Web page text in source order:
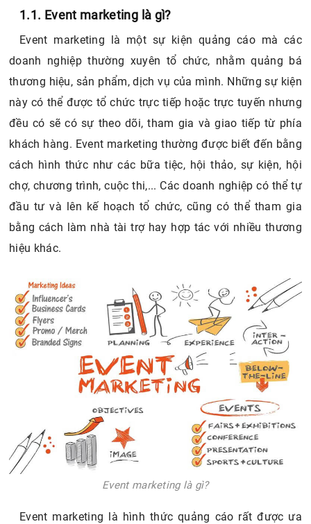
1.4.2. Event doanh nghiệp
1.4.3. Event phi lợi nhuận
2. Làm sao để tổ chức event marketing thành công?
2.1. Xác định mục tiêu
2.2. Tạo thông điệp ý nghĩa
2.3. Lập kế hoạch
2.4. Áp dụng công nghệ
1.1. Event marketing là gì?
Event marketing là một sự kiện quảng cáo mà các
doanh nghiệp thường xuyên tổ chức, nhằm quảng bá
thương hiệu, sản phẩm, dịch vụ của mình. Những sự kiện
này có thể được tổ chức trực tiếp hoặc trực tuyến nhưng
đều có sẽ có sự theo dõi, tham gia và giao tiếp từ phía
khách hàng. Event marketing thường được biết đến bằng
cách hình thức như các bữa tiệc, hội thảo, sự kiện, hội
chợ, chương trình, cuộc thi,... Các doanh nghiệp có thể tự
đầu tư và lên kế hoạch tổ chức, cũng có thể tham gia
bằng cách làm nhà tài trợ hay hợp tác với nhiều thương
hiệu khác.
Event marketing là gì?
Event marketing là hình thức quảng cáo rất được ưa